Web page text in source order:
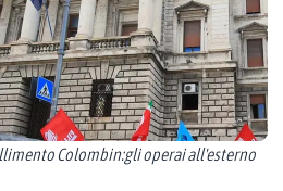
Colombin:gli operai all'esterno